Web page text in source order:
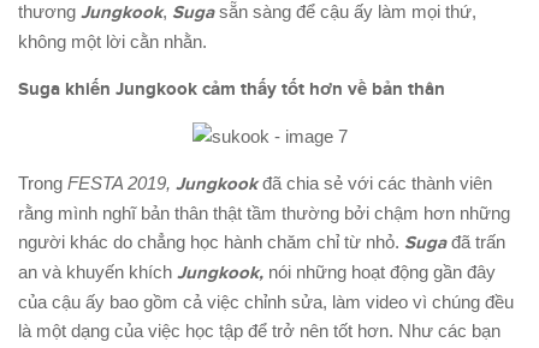
thương Jungkook, Sugasẵn sàng để cậu ấy làm mọi thứ,
không một lời cằn nhằn.
Suga khiến Jungkook cảm thấy tốt hơn về bản thân
Trong FESTA 2019, Jungkookđã chia sẻ với các thành viên
rằng mình nghĩ bản thân thật tầm thường bởi chậm hơn những
người khác do chẳng học hành chăm chỉ từ nhỏ. Sugađã trấn
an và khuyến khích Jungkook, nói những hoạt động gần đây
của cậu ấy bao gồm cả việc chỉnh sửa, làm video vì chúng đều
là một dạng của việc học tập để trở nên tốt hơn. Như các bạn